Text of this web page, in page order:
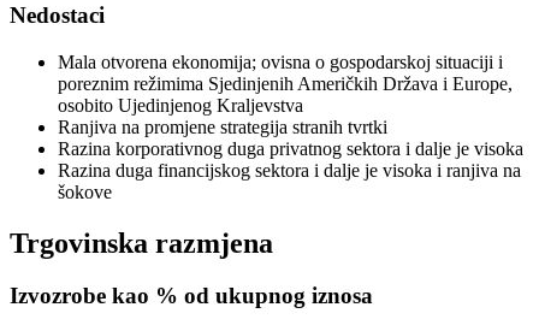
Nedostaci
Mala otvorena ekonomija; ovisna o gospodarskoj situaciji i
poreznim režimima Sjedinjenih Američkih Država i Europe,
osobito Ujedinjenog Kraljevstva
Ranjiva na promjene strategija stranih tvrtki
Razina korporativnog duga privatnog sektora i dalje je visoka
Razina duga financijskog sektora i dalje je visoka i ranjiva na
šokove
Trgovinska razmjena
Izvozrobe kao % od ukupnog iznosa